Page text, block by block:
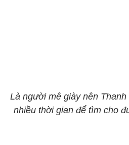
Là người mê giày nên
nhiều thời gian để tìm cho